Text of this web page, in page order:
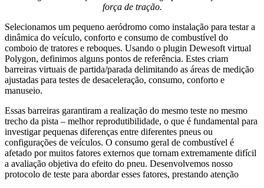
força de tração.
Selecionamos um pequeno aeródromo como instalação para testar a
dinâmica do veículo, conforto e consumo de combustível do
comboio de tratores e reboques. Usando o plugin Dewesoft virtual
Polygon, definimos alguns pontos de referência. Estes criam
barreiras virtuais de partida/parada delimitando as áreas de medição
ajustadas para testes de desaceleração, consumo, conforto e
manuseio.
Essas barreiras garantiram a realização do mesmo teste no mesmo
trecho da pista – melhor reprodutibilidade, o que é fundamental para
investigar pequenas diferenças entre diferentes pneus ou
configurações de veículos. O consumo geral de combustível é
afetado por muitos fatores externos que tornam extremamente difícil
a avaliação objetiva do efeito do pneu. Desenvolvemos nosso
protocolo de teste para abordar esses fatores, prestando atenção